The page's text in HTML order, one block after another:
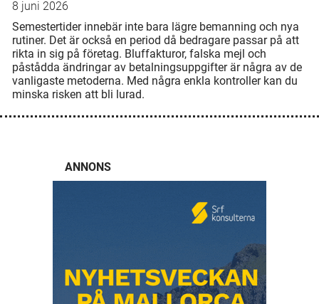
8 juni 2026
Semestertider innebär inte bara lägre bemanning och nya
rutiner. Det är också en period då bedragare passar på att
rikta in sig på företag. Bluffakturor, falska mejl och
påstådda ändringar av betalningsuppgifter är några av de
vanligaste metoderna. Med några enkla kontroller kan du
minska risken att bli lurad.
ANNONS